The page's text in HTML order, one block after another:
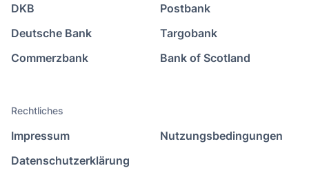
DKB
Deutsche Bank
Commerzbank
Postbank
Targobank
Bank of Scotland
Rechtliches
Impressum
Datenschutzerklärung
Nutzungsbedingungen